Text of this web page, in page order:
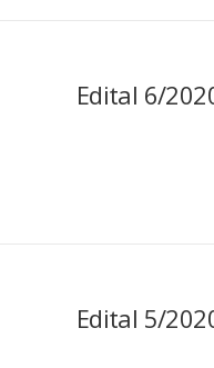
Edital 6/
Edital 5/